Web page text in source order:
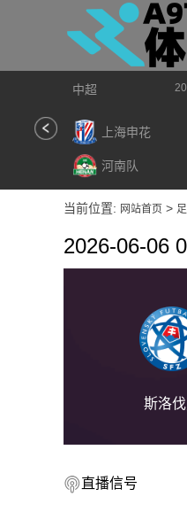
中超
上海申花
河南队
当前位置: 网站首页 >
2026-06-06
斯洛
直播信号